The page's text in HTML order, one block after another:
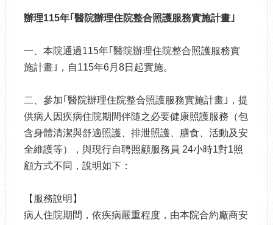
辦理115年｢醫院辦理住院整合照護服務實施計畫｣
一、本院通過115年｢醫院辦理住院整合照護服務實
施計畫｣，自115年6月8日起實施。
二、參加｢醫院辦理住院整合照護服務實施計畫｣，提
供病人因疾病住院期間伴隨之必要健康照護服務（包
含身體清潔與舒適照護、排泄照護、膳食、活動及安
全維護等），與現行自聘照顧服務員 24小時1對1照
顧方式不同，說明如下：
【服務說明】
病人住院期間，依疾病嚴重程度，由本院合約廠商安